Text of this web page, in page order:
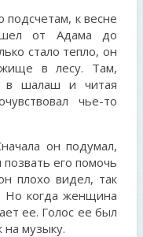
подсчетам, к весне
от Адама до
стало тепло, он
в лесу. Там,
в шалаш и читая
чье-то
он подумал,
его помочь
плохо видел, так
Но когда женщина
ее. Голос ее был
музыку.